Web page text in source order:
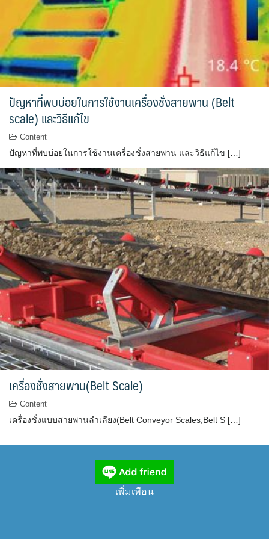
ปัญหาที่พบบ่อยในการใช้งานเครื่องชั่งสายพาน (Belt
scale) และวิธีแก้ไข
Content
ปัญหาที่พบบ่อยในการใช้งานเครื่องชั่งสายพาน และวิธีแก้ไข […]
เครื่องชั่งสายพาน(Belt Scale)
Content
เครื่องชั่งแบบสายพานลำเลียง(Belt Conveyor Scales,Belt S […]
เพิ่มเพือน